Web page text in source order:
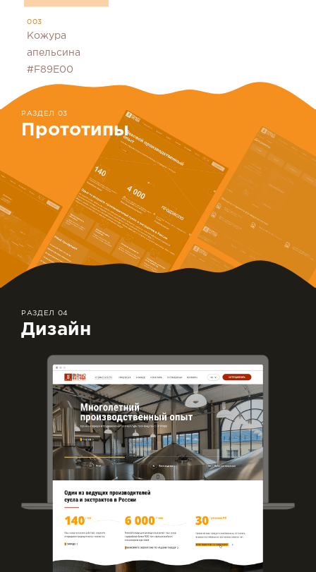
003
Кожура
апельсина
#F89E00
РАЗДЕЛ 03
Прототипы
РАЗДЕЛ 04
Дизайн